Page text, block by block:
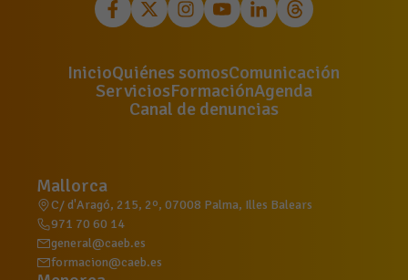
InicioQuiénes somosComunicación
ServiciosFormaciónAgenda
Canal de denuncias
Mallorca
C/ d'Aragó, 215, 2º, 07008 Palma, Illes Balears
971 70 60 14
general@caeb.es
formacion@caeb.es